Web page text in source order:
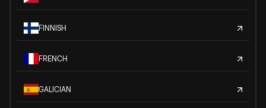
FINNISH
FRENCH
GALICIAN